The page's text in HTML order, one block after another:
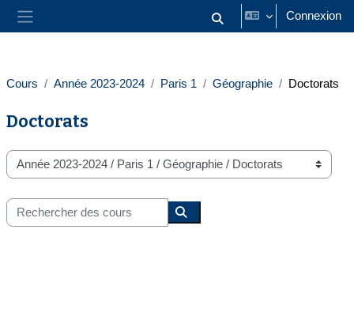
Panneau latéral Activer/désactiver la saisie
Connexion
Cours Année 2023-2024 Paris 1 Géographie Doctorats
Doctorats
Catégories de cours
Rechercher des cours